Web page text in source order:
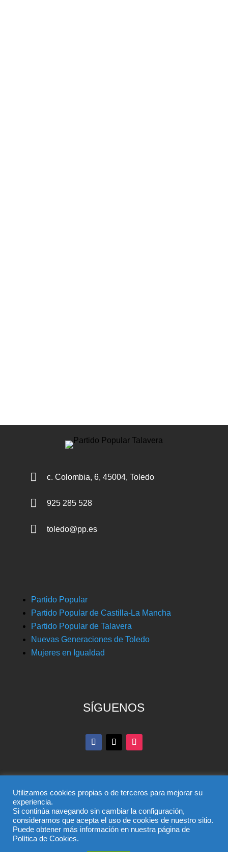
 c. Colombia, 6, 45004, Toledo
 925 285 528
 toledo@pp.es
Partido Popular
Partido Popular de Castilla-La Mancha
Partido Popular de Talavera
Nuevas Generaciones de Toledo
Mujeres en Igualdad
SÍGUENOS
© Partido Popular de Toledo – C/ Colombia, 6, 45004,
Toledo, Teléfono 925 285 528
El uso de este sitio implica la aceptación del
Utilizamos cookies propias o de terceros para mejorar su
experiencia.
Si continúa navegando sin cambiar la configuración,
consideramos que acepta el uso de cookies de nuestro sitio.
Puede obtener más información en nuestra página de
Política de Cookies.